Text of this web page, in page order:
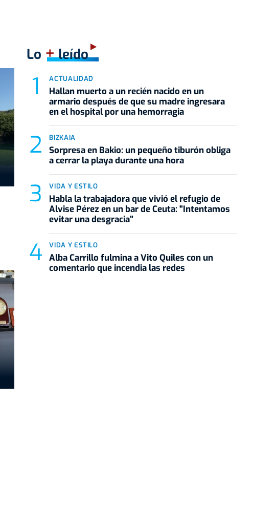
Lo +leído
ACTUALIDAD
Hallan muerto a un recién nacido en un
armario después de que su madre ingresara
en el hospital por una hemorragia
BIZKAIA
Sorpresa en Bakio: un pequeño tiburón obliga
a cerrar la playa durante una hora
VIDA Y ESTILO
Habla la trabajadora que vivió el refugio de
Alvise Pérez en un bar de Ceuta: "Intentamos
evitar una desgracia"
VIDA Y ESTILO
Alba Carrillo fulmina a Vito Quiles con un
comentario que incendia las redes